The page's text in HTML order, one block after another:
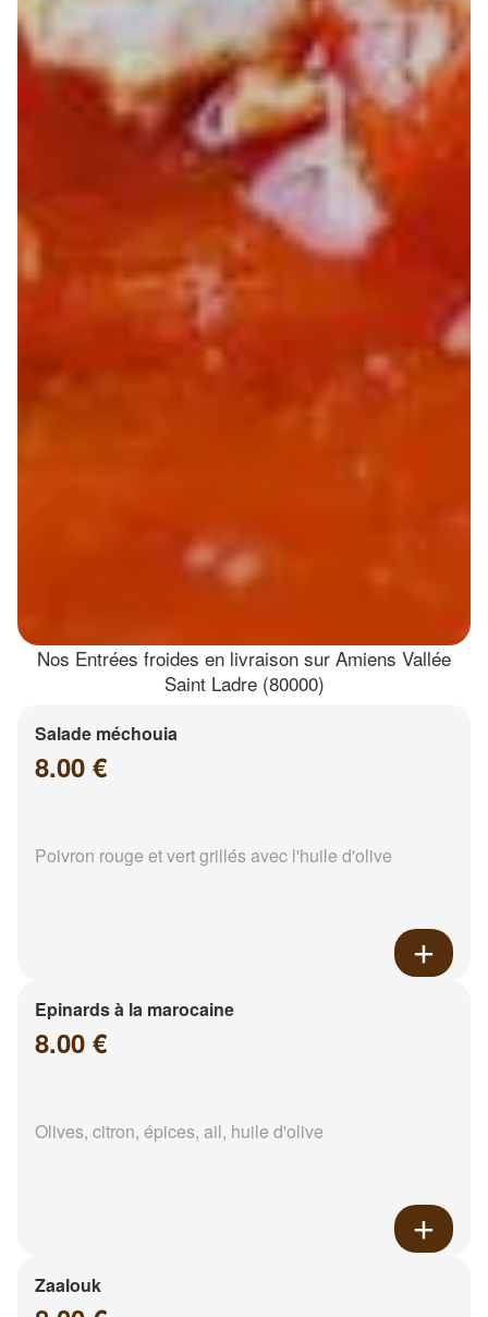
Nos Entrées froides en livraison sur Amiens Vallée
Saint Ladre (80000)
Salade méchouia
8.00 €
Poivron rouge et vert grillés avec l'huile d'olive
Epinards à la marocaine
8.00 €
Olives, citron, épices, ail, huile d'olive
Zaalouk